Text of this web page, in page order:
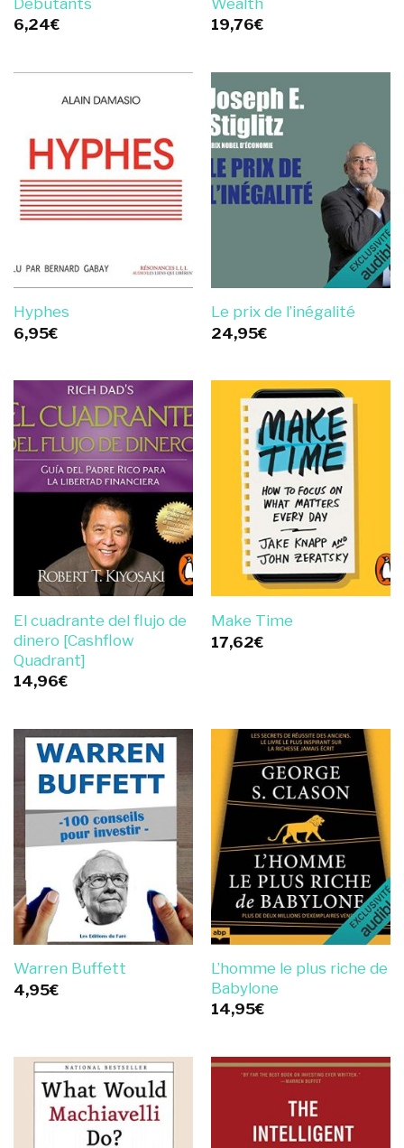
6,24€
19,76€
Hyphes
6,95€
Le prix de l’inégalité
24,95€
El cuadrante del flujo de
dinero [Cashflow
Quadrant]
14,96€
Make Time
17,62€
Warren Buffett
4,95€
L’homme le plus riche de
Babylone
14,95€